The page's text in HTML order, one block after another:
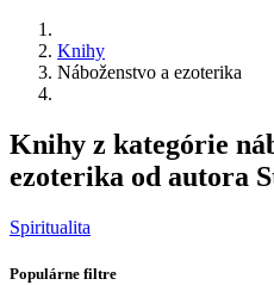
Knihy
Náboženstvo a ezoterika
Knihy z kategórie
ezoterika od autora
Spiritualita
Populárne filtre